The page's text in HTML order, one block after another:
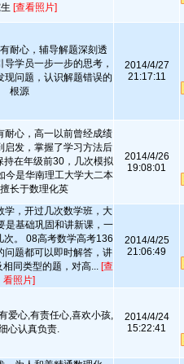
[查看照片]
耐心，辅导解题深刻透
学员一步一步的思考，
现问题，认识解题错误的
根源
2014/4/27
21:17:11
耐心，高一以前曾经成绩
启发，掌握了学习方法后
持在年级前30，几次模拟
今是华南理工大学大二本
长于数理化英
2014/4/26
19:08:01
学，开过几次数学班，大
是基础巩固和讲新课，一
次。 08高考数学高考136
问题都可以即时解答，讲
同类型的题，对高... [查
看照片]
2014/4/25
21:06:49
爱心,有责任心,喜欢小孩,
心认真负责.
2014/4/24
15:22:41